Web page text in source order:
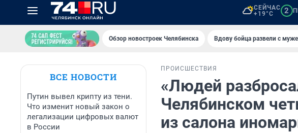
СЕЙЧАС
+19°C
2
Обзор новостроек Челябинска Вдову бойца развели с
ВСЕ НОВОСТИ
Путин вывел крипту из тени.
Что изменит новый закон о
легализации цифровых валют
в России
ПРОИСШЕСТВИЯ
«Людей
Челябинском
из салона